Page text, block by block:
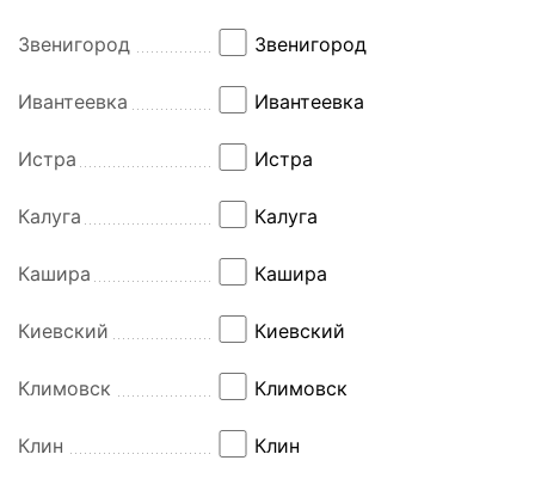
Звенигород Звенигород
Ивантеевка Ивантеевка
Истра Истра
Калуга Калуга
Кашира Кашира
Киевский Киевский
Климовск Климовск
Клин Клин